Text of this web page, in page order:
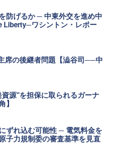
防げるか ─ 中東外交を進め中
Liberty─ワシントン・レポー
席の後継者問題【澁谷司──中
源"を担保に取られるガーナ
】
ずれ込む可能性 ─ 電気料金を
子力規制委の審査基準を見直